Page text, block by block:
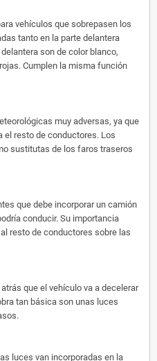
vehículos que sobrepasen los
tanto en la parte delantera
son de color blanco,
Cumplen la misma función
muy adversas, ya que
el resto de conductores. Los
sustitutas de los faros traseros
que debe incorporar un camión
conducir. Su importancia
resto de conductores sobre las
que el vehículo va a decelerar
tan básica son unas luces
luces van incorporadas en la